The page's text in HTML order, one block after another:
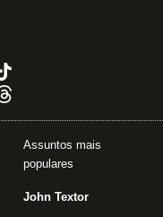
Assuntos mais
populares
John Textor